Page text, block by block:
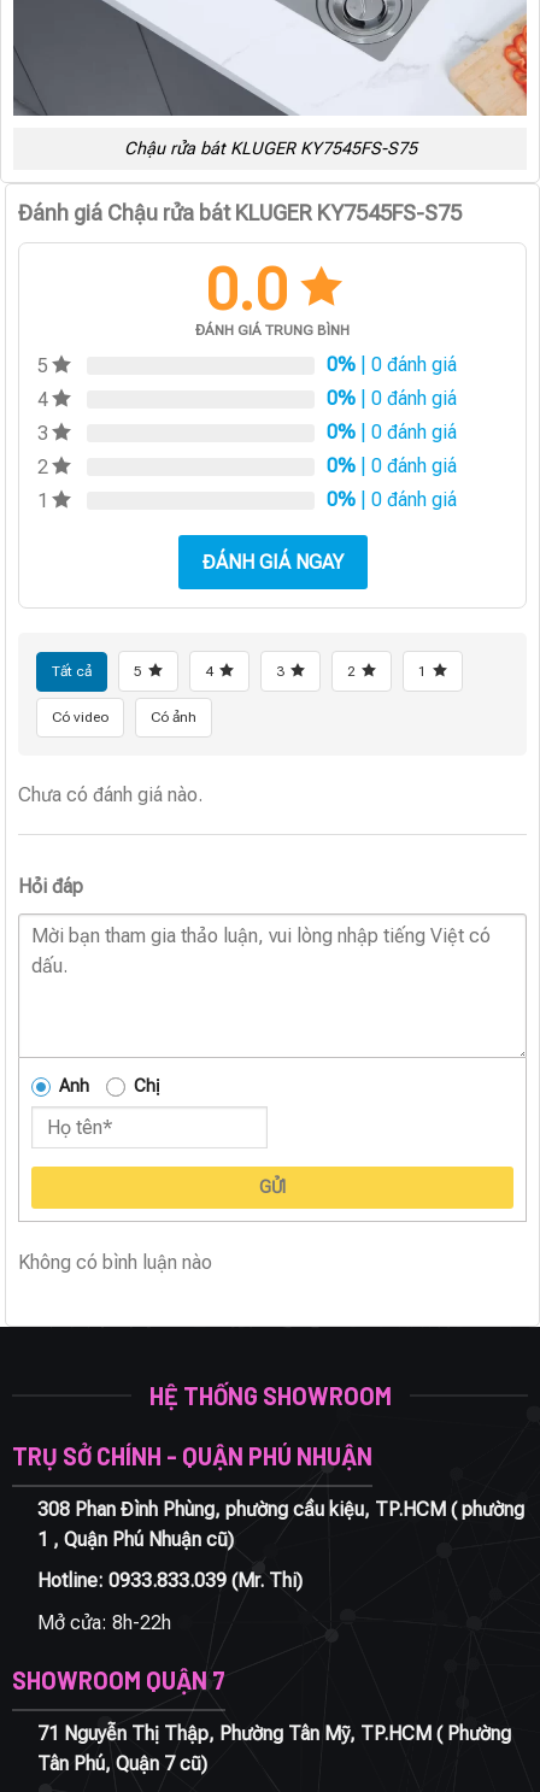
Chậu rửa bát KLUGER KY7545FS-S75
Đánh giá Chậu rửa bát KLUGER KY7545FS-S75
0.0
ĐÁNH GIÁ TRUNG BÌNH
5 0% | 0 đánh giá
4
0% | 0 đánh giá
3
0% | 0 đánh giá
2
0% | 0 đánh giá
1
0% | 0 đánh giá
ĐÁNH GIÁ NGAY
Tất cả 5 4 3 2 1
Có video Có ảnh
Chưa có đánh giá nào.
Hỏi đáp
Anh Chị
GỬI
Không có bình luận nào
HỆ THỐNG SHOWROOM
TRỤ SỞ CHÍNH - QUẬN PHÚ NHUẬN
308 Phan Đình Phùng, phường cầu kiệu, TP.HCM ( phường
1 , Quận Phú Nhuận cũ)
Hotline: 0933.833.039(Mr. Thi)
Mở cửa: 8h-22h
SHOWROOM QUẬN 7
71 Nguyễn Thị Thập, Phường Tân Mỹ, TP.HCM ( Phường
Tân Phú, Quận 7 cũ)